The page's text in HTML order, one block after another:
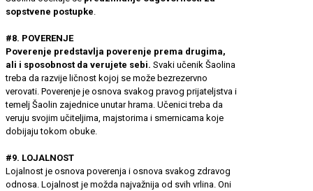
sopstvene postupke.
#8. POVERENJE
Poverenje predstavlja poverenje prema drugima,
ali i sposobnost da verujete sebi. Svaki učenik Šaolina
treba da razvije ličnost kojoj se može bezrezervno
verovati. Poverenje je osnova svakog pravog prijateljstva i
temelj Šaolin zajednice unutar hrama. Učenici treba da
veruju svojim učiteljima, majstorima i smernicama koje
dobijaju tokom obuke.
#9. LOJALNOST
Lojalnost je osnova poverenja i osnova svakog zdravog
odnosa. Lojalnost je možda najvažnija od svih vrlina. Oni